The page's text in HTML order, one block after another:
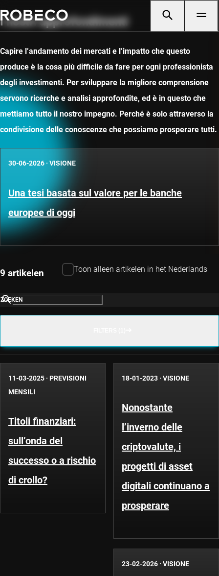
I nostri approfondimenti
Capire l’andamento dei mercati e l’impatto che questo
produce è la cosa più difficile da fare per ogni professionista
degli investimenti. Per sviluppare la migliore comprensione
servono ricerche e analisi approfondite, ed è in questo che
mettiamo tutto il nostro impegno. Perché è solo attraverso la
condivisione delle conoscenze che possiamo prosperare tutti.
30-06-2026 · VISIONE
Una tesi basata sul valore per le banche
europee di oggi
9 artikelen Toon alleen artikelen in het Nederlands
ZOEKEN
11-03-2025 · PREVISIONI
MENSILI
Titoli finanziari:
sull’onda del
successo o a rischio
di crollo?
18-01-2023 · VISIONE
Nonostante
l’inverno delle
criptovalute, i
progetti di asset
digitali continuano a
prosperare
23-02-2026 · VISIONE